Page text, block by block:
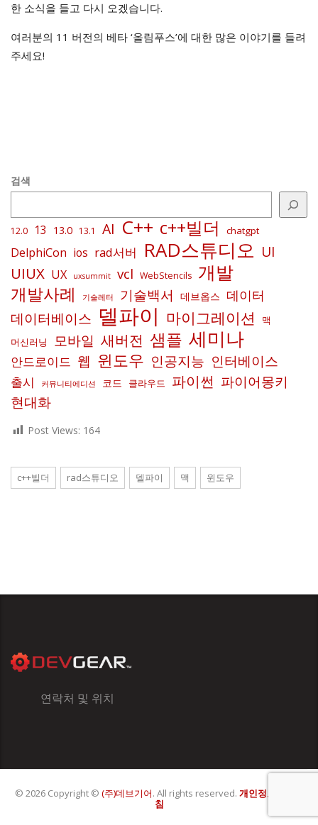
한 소식을 들고 다시 오겠습니다.
여러분의 11 버전의 베타 ‘올림푸스’에 대한 많은 이야기를 들려
주세요!
검색
12.0 13 13.0 13.1 AI C++ c++빌더 chatgpt
DelphiCon ios rad서버 RAD스튜디오 UI
UIUX UX uxsummit vcl WebStencils 개발
개발사례 기술레터 기술백서 데브옵스 데이터
데이터베이스 델파이 마이그레이션
맥
머신러닝
모바일 새버전 샘플 세미나
안드로이드 웹 윈도우 인공지능 인터베이스
출시 커뮤니티에디션 코드 클라우드 파이썬 파이어몽키
현대화
Post Views: 164
c++빌더 rad스튜디오 델파이 맥 윈도우
연락처 및 위치
© 2026 Copyright © (주)데브기어. All rights reserved. 개인정보처리방
침